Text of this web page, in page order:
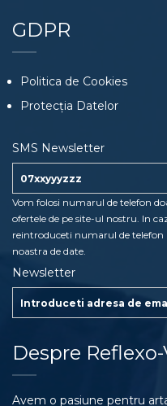
Intarirea imunitatii:
Piele sanatoasa,
Combaterea celulitei.
Plus de energie
Capacitate sporita de
Diminuarea
Remediu dupa efort
Imbunatatirea
Cresterea
GDPR
Politica de Cookies
Protecția Datelor
SMS Newsletter
Vom folosi numarul de telefon
ofertele de pe site-ul nostru. In
reintroduceti numarul de telefon
noastra de date.
Newsletter
Despre
Avem o pasiune pentru